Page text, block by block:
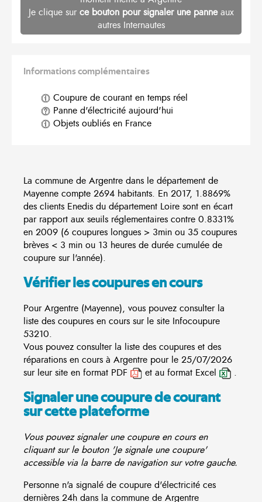
Je clique sur ce bouton pour signaler une panneaux
autres Internautes
Informations complémentaires
Coupure de courant en temps réel
Panne d'électricité aujourd'hui
Objets oubliés en France
La commune de Argentre dans le département de
Mayenne compte 2694 habitants. En 2017, 1.8869%
des clients Enedis du département Loire sont en écart
par rapport aux seuils réglementaires contre 0.8331%
en 2009 (6 coupures longues > 3min ou 35 coupures
brèves < 3 min ou 13 heures de durée cumulée de
coupure sur l'année).
Vérifier les coupures en cours
Pour Argentre (Mayenne), vous pouvez consulter la
liste des coupures en cours sur le site Infocoupure
53210.
Vous pouvez consulter la liste des coupures et des
réparations en cours à Argentre pour le 25/07/2026
sur leur site en format PDF
et au format Excel .
Signaler une coupure de courant
sur cette plateforme
Vous pouvez signaler une coupure en cours en
cliquant sur le bouton 'Je signale une coupure'
accessible via la barre de navigation sur votre gauche.
Personne n'a signalé de coupure d'électricité ces
dernières 24h dans la commune de Argentre